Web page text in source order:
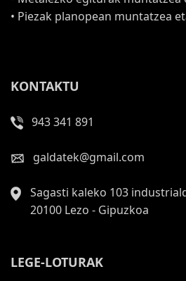
• Piezak planopean muntatzea
KONTAKTU
943 341 891
galdatek@gmail.com
Sagasti kaleko 103
20100 Lezo - Gipuzkoa
LEGE-LOTURAK